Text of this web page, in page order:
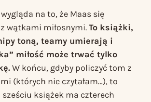
na to, że Maas się
wątkami miłosnymi.To książki,
toną, teamy umierają i
miłość może trwać tylko
W końcu, gdyby policzyć tom z
(których nie czytałam…), to
sześciu książek ma czterech